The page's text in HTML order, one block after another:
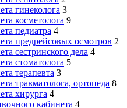
гинеколога 3
косметолога 9
педиатра 4
предрейсовых осмотров 2
сестринского дела 4
стоматолога 5
терапевта 3
травматолога, ортопеда 8
хирурга 4
кабинета 4